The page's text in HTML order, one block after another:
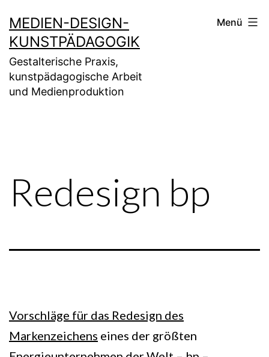
Inhalt
springen
MEDIEN-DESIGN-
KUNSTPÄDAGOGIK
Gestalterische Praxis,
kunstpädagogische Arbeit
und Medienproduktion
Menü
Redesign bp
Vorschläge für das Redesign des
Markenzeichens eines der größten